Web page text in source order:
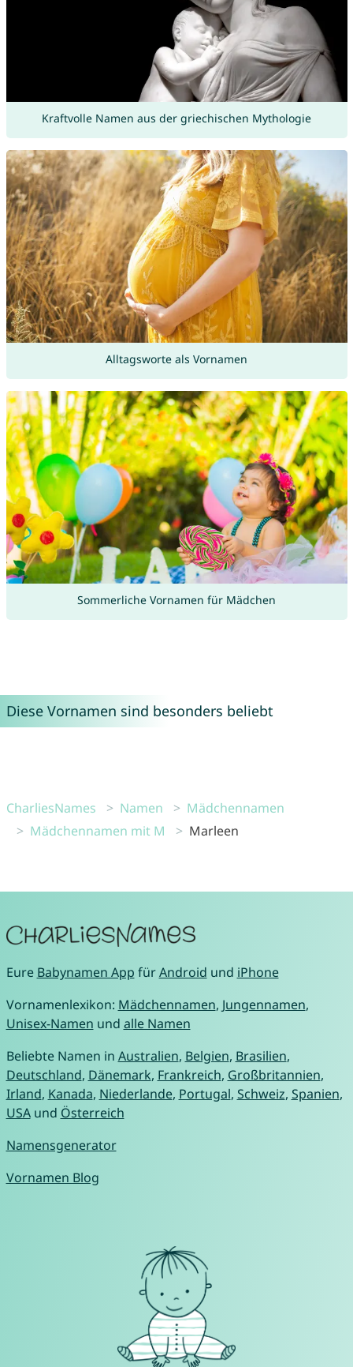
Kraftvolle Namen aus der griechischen Mythologie
Alltagsworte als Vornamen
Sommerliche Vornamen für Mädchen
Diese Vornamen sind besonders beliebt
CharliesNames Namen
Mädchennamen
Mädchennamen mit M
Marleen
Eure Babynamen App fürAndroid und iPhone
Vornamenlexikon: Mädchennamen, Jungennamen,
Unisex-Namen und alle Namen
Beliebte Namen in Australien, Belgien, Brasilien,
Deutschland, Dänemark, Frankreich, Großbritannien,
Irland, Kanada, Niederlande, Portugal, Schweiz, Spanien,
USAund Österreich
Namensgenerator
Vornamen Blog